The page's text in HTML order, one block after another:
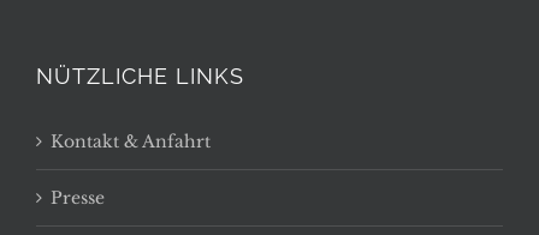
NÜTZLICHE LINKS
Kontakt & Anfahrt
Presse